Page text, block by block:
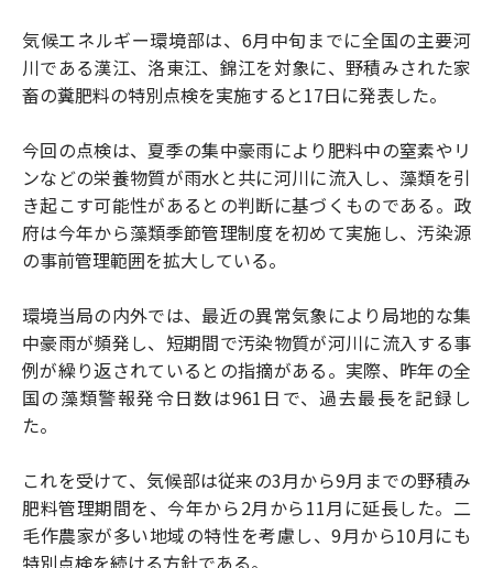
気候エネルギー環境部は、6月中旬までに全国の主要河
川である漢江、洛東江、錦江を対象に、野積みされた家
畜の糞肥料の特別点検を実施すると17日に発表した。
今回の点検は、夏季の集中豪雨により肥料中の窒素やリ
ンなどの栄養物質が雨水と共に河川に流入し、藻類を引
き起こす可能性があるとの判断に基づくものである。政
府は今年から藻類季節管理制度を初めて実施し、汚染源
の事前管理範囲を拡大している。
環境当局の内外では、最近の異常気象により局地的な集
中豪雨が頻発し、短期間で汚染物質が河川に流入する事
例が繰り返されているとの指摘がある。実際、昨年の全
国の藻類警報発令日数は961日で、過去最長を記録し
た。
これを受けて、気候部は従来の3月から9月までの野積み
肥料管理期間を、今年から2月から11月に延長した。二
毛作農家が多い地域の特性を考慮し、9月から10月にも
特別点検を続ける方針である。